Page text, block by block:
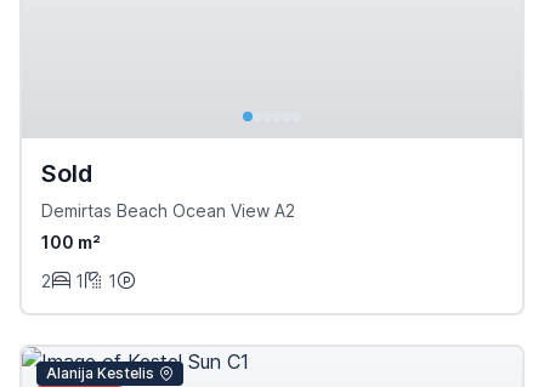
Sold
Demirtas Beach Ocean View A2
100 m²
2
1 1
Alanija Kestelis